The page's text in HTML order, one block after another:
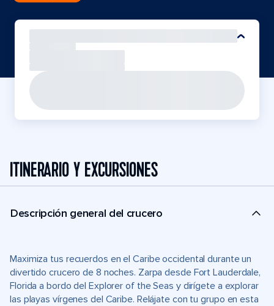
ITINERARIO Y EXCURSIONES
Descripción general del crucero
Maximiza tus recuerdos en el Caribe occidental durante un
divertido crucero de 8 noches. Zarpa desde Fort Lauderdale,
Florida a bordo del Explorer of the Seas y dirígete a explorar
las playas vírgenes del Caribe. Relájate con tu grupo en esta